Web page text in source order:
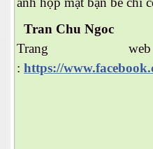
Tran Chu Ngoc
Trang
: https://